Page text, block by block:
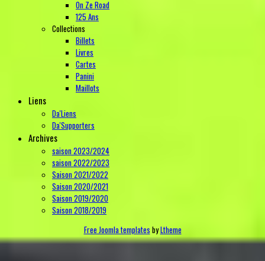
On Ze Road
125 Ans
Collections
Billets
Livres
Cartes
Panini
Maillots
Liens
Da'Liens
Da'Supporters
Archives
saison 2023/2024
saison 2022/2023
Saison 2021/2022
Saison 2020/2021
Saison 2019/2020
Saison 2018/2019
Free Joomla templates byLtheme